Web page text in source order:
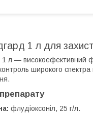
1 л для
л — високоефективний
широкого спектра
флудіоксоніл, 25 г/л.